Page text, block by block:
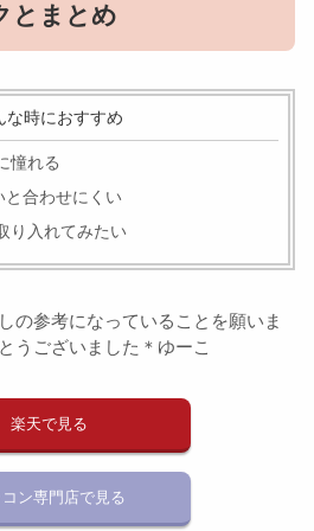
とまとめ
な時におすすめ
憧れる
と合わせにくい
り入れてみたい
の参考になっていることを願いま
うございました＊ゆーこ
楽天で見る
コン専門店で見る